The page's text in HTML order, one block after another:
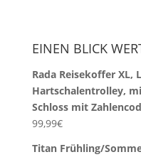
EINEN BLICK
Rada Reisekoffer XL,
Hartschalentrolley,
Schloss mit
99,99€
Titan Frühling/